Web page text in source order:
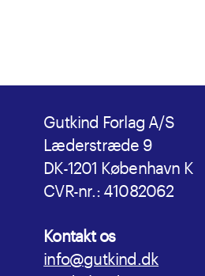
Gutkind Forlag A/S
Læderstræde 9
DK-1201 København K
CVR-nr.: 41082062
Kontakt os
info@gutkind.dk